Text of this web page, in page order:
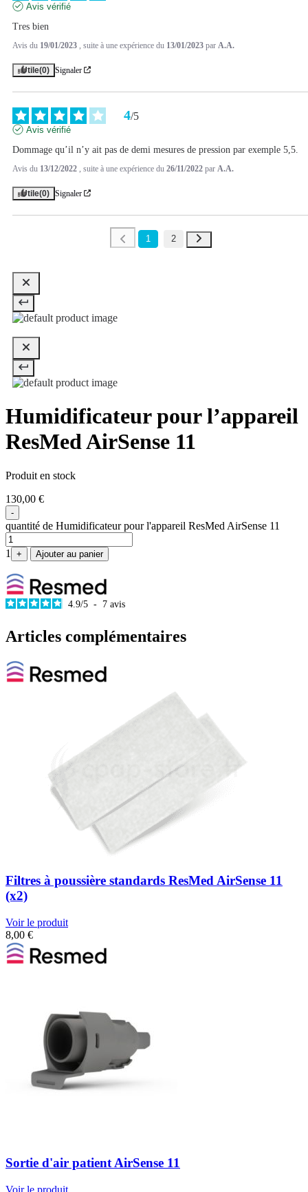
Avis vérifié
Tres bien
Avis du 19/01/2023 , suite à une expérience du 13/01/2023 par A.A.
Utile(0) Signaler
4/5
Avis vérifié
Dommage qu’il n’y ait pas de demi mesures de pression par exemple 5,5.
Avis du 13/12/2022 , suite à une expérience du 26/11/2022 par A.A.
Utile(0) Signaler
1 2
Humidificateur pour l’appareil
ResMed AirSense 11
Produit en stock
130,00 €
-
quantité de Humidificateur pour l'appareil ResMed AirSense 11
1 + Ajouter au panier
4.9/5 - 7 avis
Articles complémentaires
Filtres à poussière standards ResMed AirSense 11
(x2)
Voir le produit
8,00 €
Sortie d'air patient AirSense 11
Voir le produit